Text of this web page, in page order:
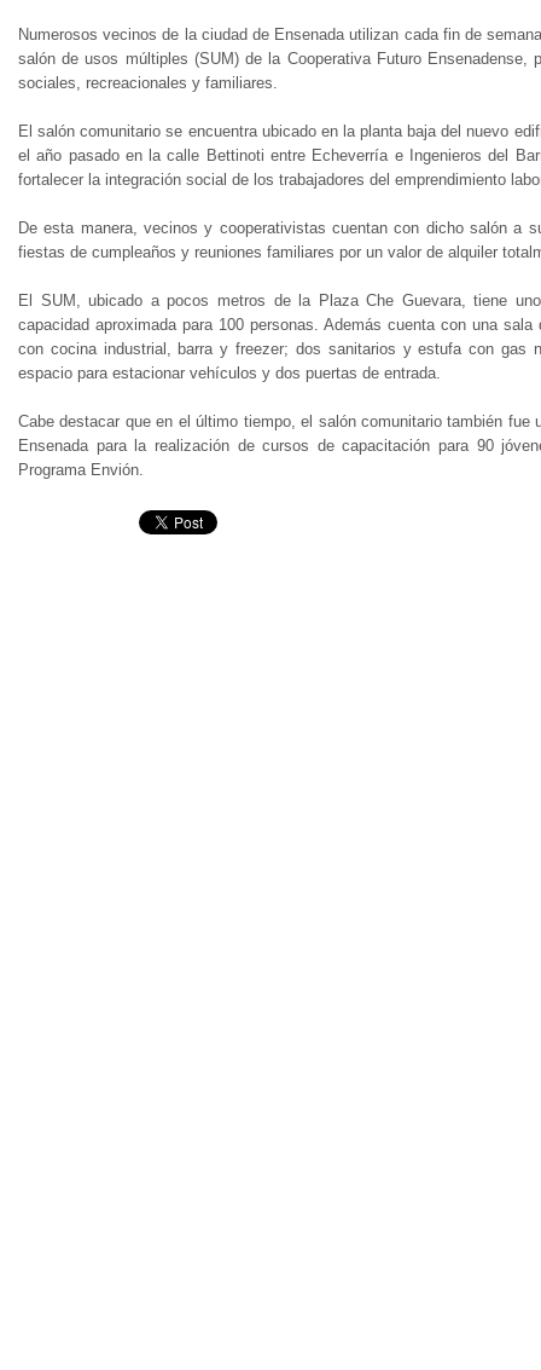
Numerosos vecinos de la ciudad de Ensenada utilizan cada fin de
salón de usos múltiples (SUM) de la Cooperativa Futuro Ensenadense,
sociales, recreacionales y familiares.
El salón comunitario se encuentra ubicado en la planta baja del nuevo
el año pasado en la calle Bettinoti entre Echeverría e Ingenieros del
fortalecer la integración social de los trabajadores del emprendimiento
De esta manera, vecinos y cooperativistas cuentan con dicho salón a
fiestas de cumpleaños y reuniones familiares por un valor de alquiler
El SUM, ubicado a pocos metros de la Plaza Che Guevara, tiene
capacidad aproximada para 100 personas. Además cuenta con una
con cocina industrial, barra y freezer; dos sanitarios y estufa con gas
espacio para estacionar vehículos y dos puertas de entrada.
Cabe destacar que en el último tiempo, el salón comunitario también fue
Ensenada para la realización de cursos de capacitación para 90
Programa Envión.